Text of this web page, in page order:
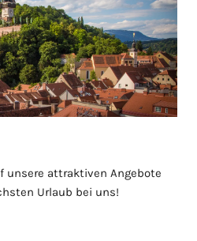
unsere attraktiven Angebote
Urlaub bei uns!